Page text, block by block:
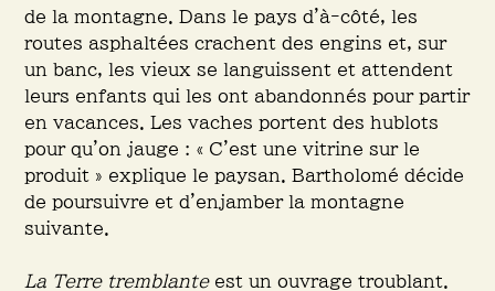
de la montagne. Dans le pays d’à‑côté, les
routes asphaltées crachent des engins et, sur
un banc, les vieux se languissent et attendent
leurs enfants qui les ont abandonnés pour partir
en vacances. Les vaches portent des hublots
pour qu’on jauge : « C’est une vitrine sur le
produit » explique le paysan. Bartholomé décide
de poursuivre et d’enjamber la montagne
suivante.
La Terre tremblanteest un ouvrage troublant.